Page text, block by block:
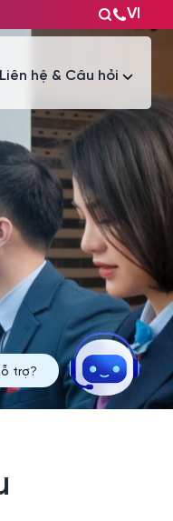
VI
Liên hệ & Câu hỏi
trợ?